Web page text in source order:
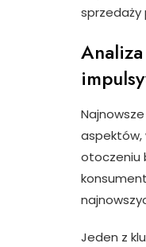
sprzedaży
aspektów,
otoczeniu
Jeden z